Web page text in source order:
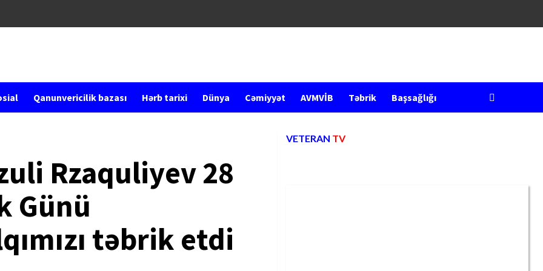
Qanunvericilik bazası Hərb tarixi Dünya Cəmiyyət AVMVİB Təbrik Başsağlığı
Rzaquliyev 28
Günü
təbrik etdi
VETERAN TV